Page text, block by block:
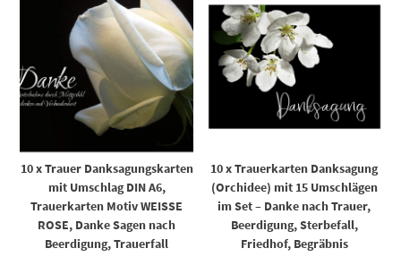
10 x Trauer Danksagungskarten
mit Umschlag DIN A6,
Trauerkarten Motiv WEISSE
ROSE, Danke Sagen nach
Beerdigung, Trauerfall
10 x Trauerkarten Danksagung
(Orchidee) mit 15 Umschlägen
im Set – Danke nach Trauer,
Beerdigung, Sterbefall,
Friedhof, Begräbnis